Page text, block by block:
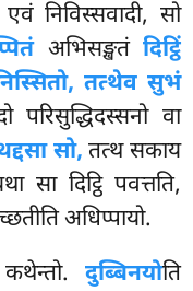
निविस्सवादी, सो
अभिसङ्खतं दिट्ठिं
तत्थेव सुभं
परिसुद्धिदस्सनो वा
सो, तत्थ सकाय
सा दिट्ठि पवत्तति,
अधिप्पायो.
कथेन्तो. दुब्बिनयोति